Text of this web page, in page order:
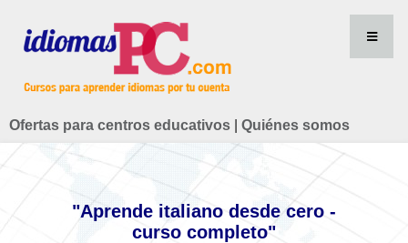
Ofertas para centros educativos Quiénes somos
"Aprende italiano desde cero -
curso completo"